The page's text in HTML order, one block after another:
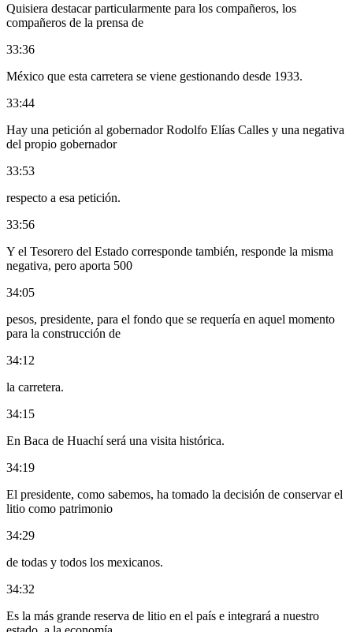
Quisiera destacar particularmente para los compañeros, los
compañeros de la prensa de
33:36
México que esta carretera se viene gestionando desde 1933.
33:44
Hay una petición al gobernador Rodolfo Elías Calles y una negativa
del propio gobernador
33:53
respecto a esa petición.
33:56
Y el Tesorero del Estado corresponde también, responde la misma
negativa, pero aporta 500
34:05
pesos, presidente, para el fondo que se requería en aquel momento
para la construcción de
34:12
la carretera.
34:15
En Baca de Huachí será una visita histórica.
34:19
El presidente, como sabemos, ha tomado la decisión de conservar el
litio como patrimonio
34:29
de todas y todos los mexicanos.
34:32
Es la más grande reserva de litio en el país e integrará a nuestro